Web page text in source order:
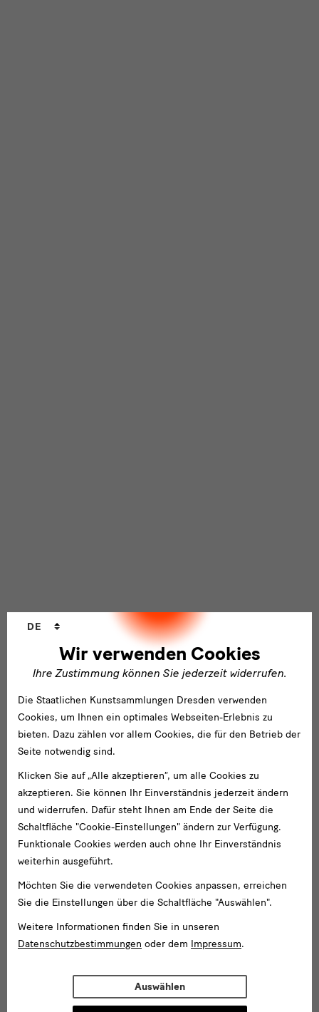
Wir verwenden Cookies
Ihre Zustimmung können Sie jederzeit widerrufen.
DE
Die Staatlichen Kunstsammlungen Dresden verwenden
Cookies, um Ihnen ein optimales Webseiten-Erlebnis zu
bieten. Dazu zählen vor allem Cookies, die für den Betrieb der
Seite notwendig sind.
Klicken Sie auf „Alle akzeptieren“, um alle Cookies zu
akzeptieren. Sie können Ihr Einverständnis jederzeit ändern
und widerrufen. Dafür steht Ihnen am Ende der Seite die
Schaltfläche "Cookie-Einstellungen" ändern zur Verfügung.
Funktionale Cookies werden auch ohne Ihr Einverständnis
weiterhin ausgeführt.
Möchten Sie die verwendeten Cookies anpassen, erreichen
Sie die Einstellungen über die Schaltfläche "Auswählen".
Weitere Informationen finden Sie in unseren
Datenschutzbestimmungen oder dem Impressum.
Auswählen